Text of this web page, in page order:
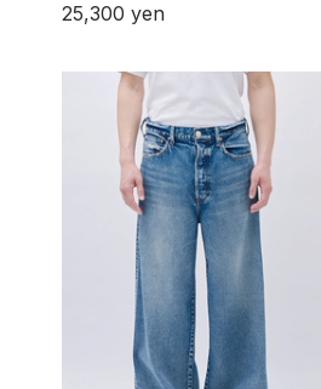
25,300 yen